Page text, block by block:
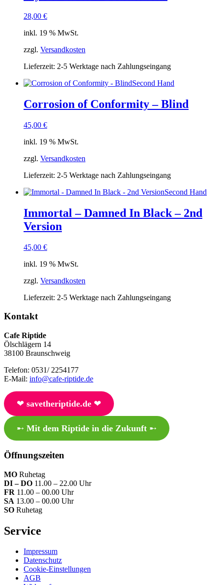
28,00 €
inkl. 19 % MwSt.
zzgl. Versandkosten
Lieferzeit: 2-5 Werktage nach Zahlungseingang
Second Hand
Corrosion of Conformity – Blind
45,00 €
inkl. 19 % MwSt.
zzgl. Versandkosten
Lieferzeit: 2-5 Werktage nach Zahlungseingang
Second Hand
Immortal – Damned In Black – 2nd
Version
45,00 €
inkl. 19 % MwSt.
zzgl. Versandkosten
Lieferzeit: 2-5 Werktage nach Zahlungseingang
Kontakt
Cafe Riptide
Ölschlägern 14
38100 Braunschweig
Telefon: 0531/ 2254177
E-Mail: info@cafe-riptide.de
❤︎ savetheriptide.de❤︎
➸ Mit dem Riptide in die Zukunft➸
Öffnungszeiten
MO Ruhetag
DI – DO 11.00 – 22.00 Uhr
FR 11.00 – 00.00 Uhr
SA 13.00 – 00.00 Uhr
SO Ruhetag
Service
Impressum
Datenschutz
Cookie-Einstellungen
AGB